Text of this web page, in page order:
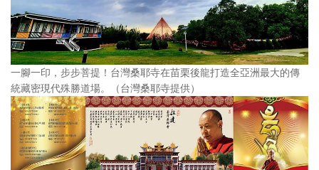
一腳一印，步步菩提！台灣桑耶寺在苗栗後龍打造全亞洲最大的傳
統藏密現代殊勝道場。（台灣桑耶寺提供）